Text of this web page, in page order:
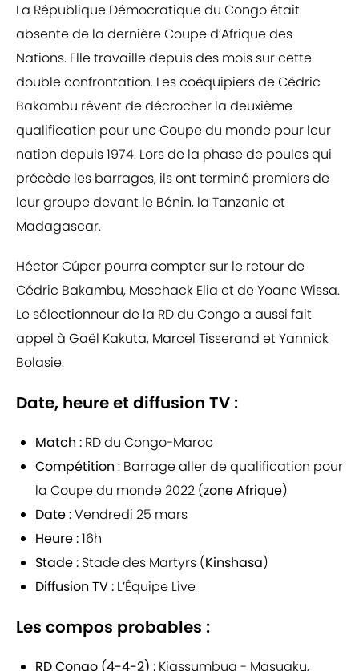
La République Démocratique du Congo était
absente de la dernière Coupe d’Afrique des
Nations. Elle travaille depuis des mois sur cette
double confrontation. Les coéquipiers de Cédric
Bakambu rêvent de décrocher la deuxième
qualification pour une Coupe du monde pour leur
nation depuis 1974. Lors de la phase de poules qui
précède les barrages, ils ont terminé premiers de
leur groupe devant le Bénin, la Tanzanie et
Madagascar.
Héctor Cúper pourra compter sur le retour de
Cédric Bakambu, Meschack Elia et de Yoane Wissa.
Le sélectionneur de la RD du Congo a aussi fait
appel à Gaël Kakuta, Marcel Tisserand et Yannick
Bolasie.
Date, heure et diffusion TV :
Match : RD du Congo-Maroc
Compétition : Barrage aller de qualification pour
la Coupe du monde 2022 (zone Afrique)
Date :Vendredi 25 mars
Heure :16h
Stade : Stade des Martyrs (Kinshasa)
Diffusion TV : L’Équipe Live
Les compos probables :
RD Congo (4-4-2) : Kiassumbua - Masuaku,